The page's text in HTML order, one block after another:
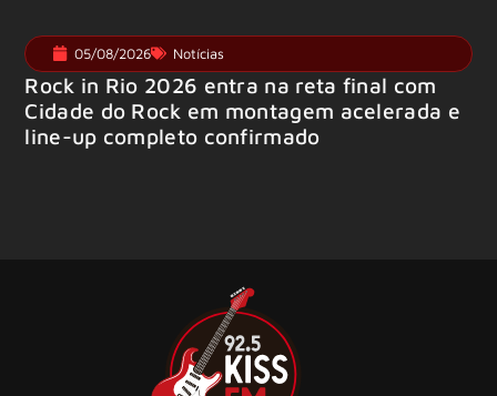
05/08/2026 Notícias
Rock in Rio 2026 entra na reta final com
Cidade do Rock em montagem acelerada e
line-up completo confirmado